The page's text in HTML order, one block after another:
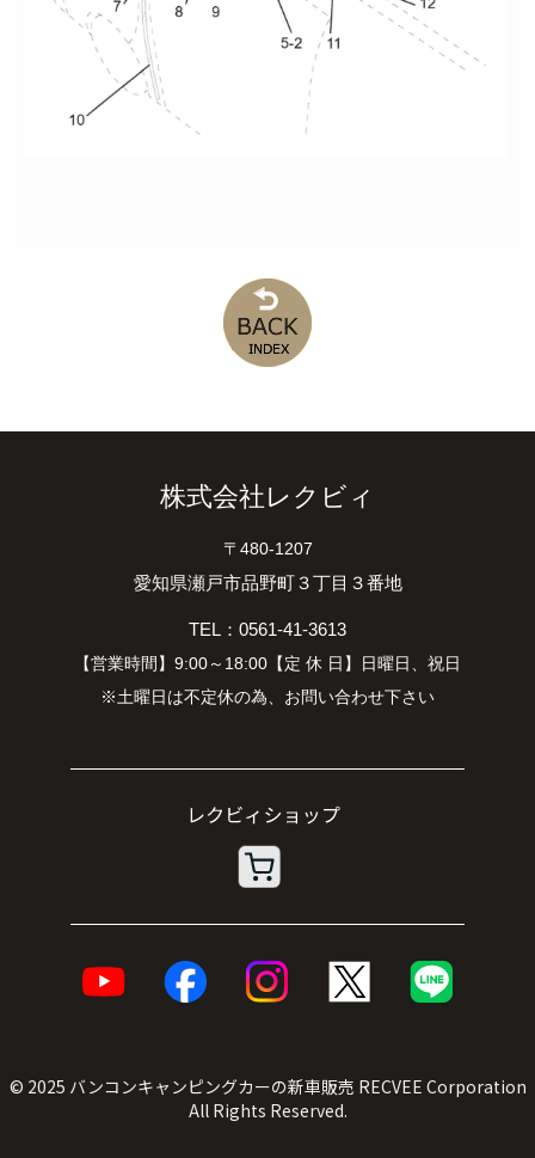
株式会社レクビィ
〒480-1207
愛知県瀬戸市品野町３丁目３番地
TEL：0561-41-3613
【営業時間】9:00～18:00【定 休 日】日曜日、祝日
※土曜日は不定休の為、お問い合わせ下さい
© 2025 バンコンキャンピングカーの新車販売 RECVEE Corporation
All Rights Reserved.